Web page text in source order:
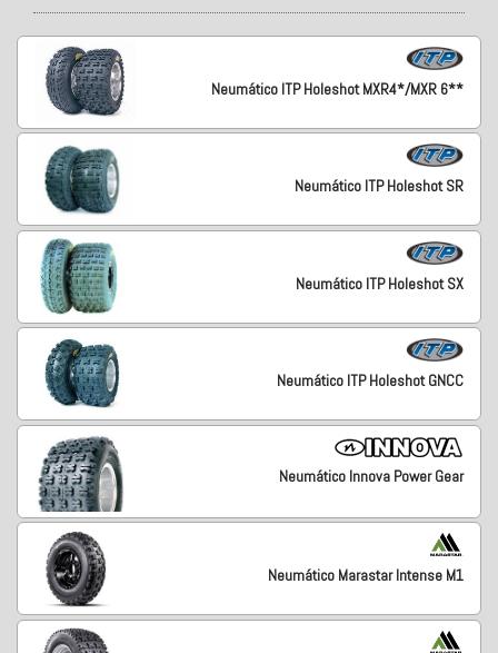
Neumático ITP Holeshot MXR4*/MXR 6**
Neumático ITP Holeshot SR
Neumático ITP Holeshot SX
Neumático ITP Holeshot GNCC
Neumático Innova Power Gear
Neumático Marastar Intense M1